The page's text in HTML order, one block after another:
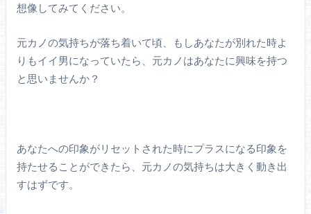
想像してみてください。
元カノの気持ちが落ち着いて頃、もしあなたが別れた時よ
りもイイ男になっていたら、元カノはあなたに興味を持つ
と思いませんか？
あなたへの印象がリセットされた時にプラスになる印象を
持たせることができたら、元カノの気持ちは大きく動き出
すはずです。